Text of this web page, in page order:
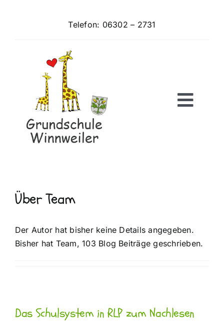
Telefon: 06302 – 2731
Home
Über uns
Infos für Eltern
ÜberTeam
Der Autor hat bisher keine Details angegeben.
Bisher hat Team, 103 Blog Beiträge geschrieben.
Das Schulsystem in RLP zum Nachlesen